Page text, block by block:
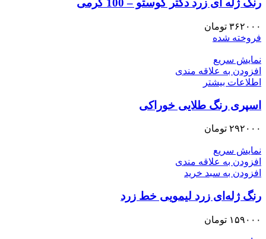
رنگ ژله ای زرد دکتر گوستو – 100 گرمی
۳۶۲۰۰۰ تومان
فروخته شده
نمایش سریع
افزودن به علاقه مندی
اطلاعات بیشتر
اسپری رنگ طلایی خوراکی
۲۹۲۰۰۰ تومان
نمایش سریع
افزودن به علاقه مندی
افزودن به سبد خرید
رنگ ژله‌ای زرد لیمویی خط زرد
۱۵۹۰۰۰ تومان